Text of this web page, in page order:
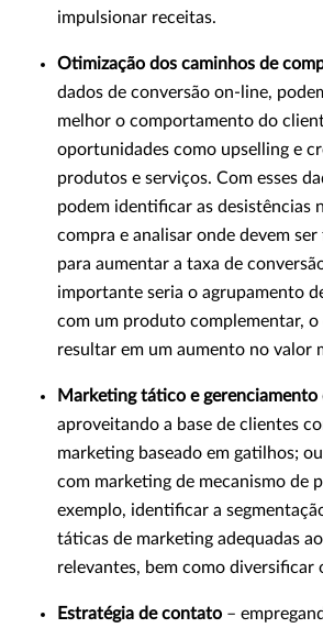
impulsionar receitas.
Otimização dos caminhos de
dados de conversão on-line,
melhor o comportamento do
oportunidades como upselling e
produtos e serviços. Com esses
podem identificar as desistências
compra e analisar onde devem
para aumentar a taxa de
importante seria o agrupamento
com um produto complementar, o
resultar em um aumento no valor
Marketing tático e gerenciamento
aproveitando a base de clientes
marketing baseado em gatilhos;
com marketing de mecanismo de
exemplo, identificar a
táticas de marketing adequadas
relevantes, bem como diversificar
Estratégia de contato –